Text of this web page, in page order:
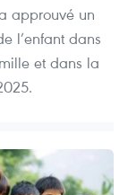
approuvé un
l’enfant dans
et dans la